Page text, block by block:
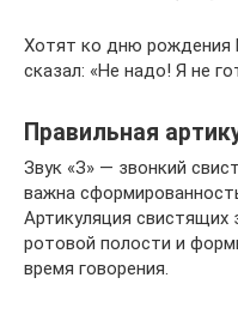
Хотят ко дню рождения
сказал: «Не надо! Я не
Правильная
Звук «З» — звонкий
важна
Артикуляция свистящих
ротовой полости и
время говорения.